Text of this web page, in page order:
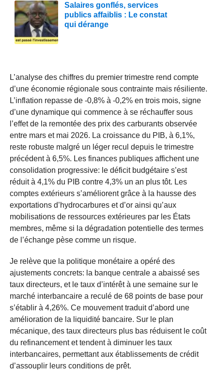
Salaires gonflés, services
publics affaiblis : Le constat
qui dérange
L’analyse des chiffres du premier trimestre rend compte
d’une économie régionale sous contrainte mais résiliente.
L’inflation repasse de -0,8% à -0,2% en trois mois, signe
d’une dynamique qui commence à se réchauffer sous
l’effet de la remontée des prix des carburants observée
entre mars et mai 2026. La croissance du PIB, à 6,1%,
reste robuste malgré un léger recul depuis le trimestre
précédent à 6,5%. Les finances publiques affichent une
consolidation progressive: le déficit budgétaire s’est
réduit à 4,1% du PIB contre 4,3% un an plus tôt. Les
comptes extérieurs s’améliorent grâce à la hausse des
exportations d’hydrocarbures et d’or ainsi qu’aux
mobilisations de ressources extérieures par les États
membres, même si la dégradation potentielle des termes
de l’échange pèse comme un risque.
Je relève que la politique monétaire a opéré des
ajustements concrets: la banque centrale a abaissé ses
taux directeurs, et le taux d’intérêt à une semaine sur le
marché interbancaire a reculé de 68 points de base pour
s’établir à 4,26%. Ce mouvement traduit d’abord une
amélioration de la liquidité bancaire. Sur le plan
mécanique, des taux directeurs plus bas réduisent le coût
du refinancement et tendent à diminuer les taux
interbancaires, permettant aux établissements de crédit
d’assouplir leurs conditions de prêt.